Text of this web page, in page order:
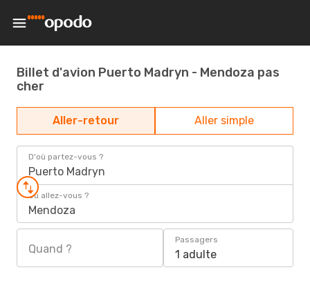
Billet d'avion Puerto Madryn - Mendoza pas
cher
Aller-retour Aller simple
D'où partez-vous ?
Puerto Madryn
Où allez-vous ?
Mendoza
Quand ?
Passagers
1 adulte